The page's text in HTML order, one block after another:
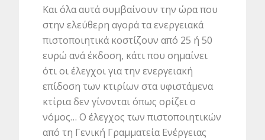
Και όλα αυτά συμβαίνουν την ώρα που
στην ελεύθερη αγορά τα ενεργειακά
πιστοποιητικά κοστίζουν από 25 ή 50
ευρώ ανά έκδοση, κάτι που σημαίνει
ότι οι έλεγχοι για την ενεργειακή
επίδοση των κτιρίων στα υφιστάμενα
κτίρια δεν γίνονται όπως ορίζει ο
νόμος… Ο έλεγχος των πιστοποιητικών
από τη Γενική Γραμματεία Ενέργειας